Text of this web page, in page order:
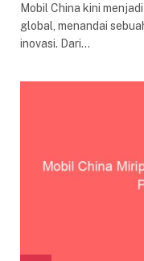
Mobil China kini
global, menandai
inovasi. Dari…